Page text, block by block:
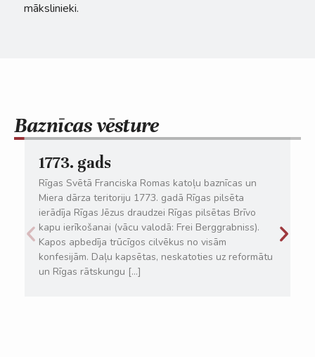
mākslinieki.
Baznīcas vēsture
1773. gads
Rīgas Svētā Franciska Romas katoļu baznīcas un
Miera dārza teritoriju 1773. gadā Rīgas pilsēta
ierādīja Rīgas Jēzus draudzei Rīgas pilsētas Brīvo
kapu ierīkošanai (vācu valodā: Frei Berggrabniss).
Kapos apbedīja trūcīgos cilvēkus no visām
konfesijām. Daļu kapsētas, neskatoties uz reformātu
un Rīgas rātskungu […]